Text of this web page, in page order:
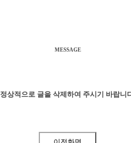
MESSAGE
정상적으로 글을 삭제하여 주시기 바랍니